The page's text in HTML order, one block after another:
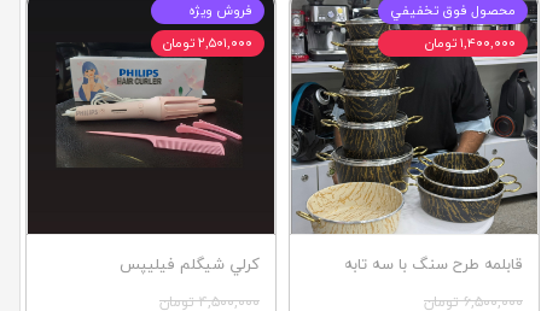
قابلمه طرح سنگ با سه تابه
۶,۵۰۰,۰۰۰ تومان
محصول فوق تخفيفي
۱,۴۰۰,۰۰۰ تومان
كرلي شيگلم فيليپس
۴,۵۰۰,۰۰۰ تومان
فروش ويژه
۲,۵۰۱,۰۰۰ تومان